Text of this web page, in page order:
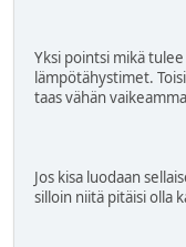
Yksi pointsi mikä
lämpötähystimet.
taas vähän
Jos kisa luodaan
silloin niitä pitäisi olla